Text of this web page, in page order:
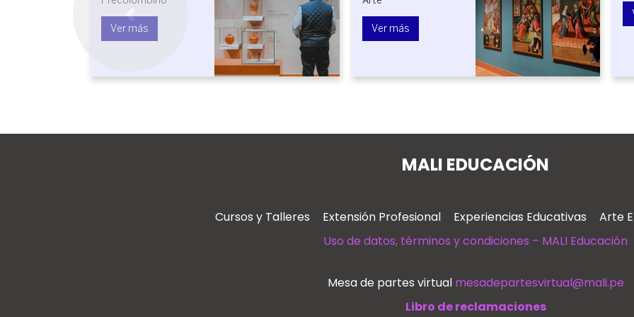
Ver más
Ver más
Previous
MALI EDUCACIÓN
Cursos y Talleres Extensión Profesional Experiencias Educativas Arte
Uso de datos, términos y condiciones – MALI Educación
Mesa de partes virtual mesadepartesvirtual@mali.pe
Libro de reclamaciones